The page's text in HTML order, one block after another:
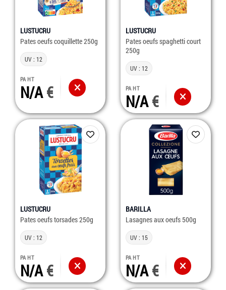
LUSTUCRU
Pates oeufs coquillette 250g
UV : 12
PA HT
N/A
LUSTUCRU
Pates oeufs spaghetti court
250g
UV : 12
PA HT
N/A
LUSTUCRU
Pates oeufs torsades 250g
UV : 12
PA HT
N/A
BARILLA
Lasagnes aux oeufs 500g
UV : 15
PA HT
N/A